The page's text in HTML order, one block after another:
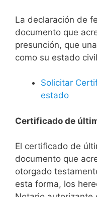
La declaración de
documento que
presunción, que
como su estado
Solicitar
estado
Certificado de
El certificado de
documento que
otorgado
esta forma, los